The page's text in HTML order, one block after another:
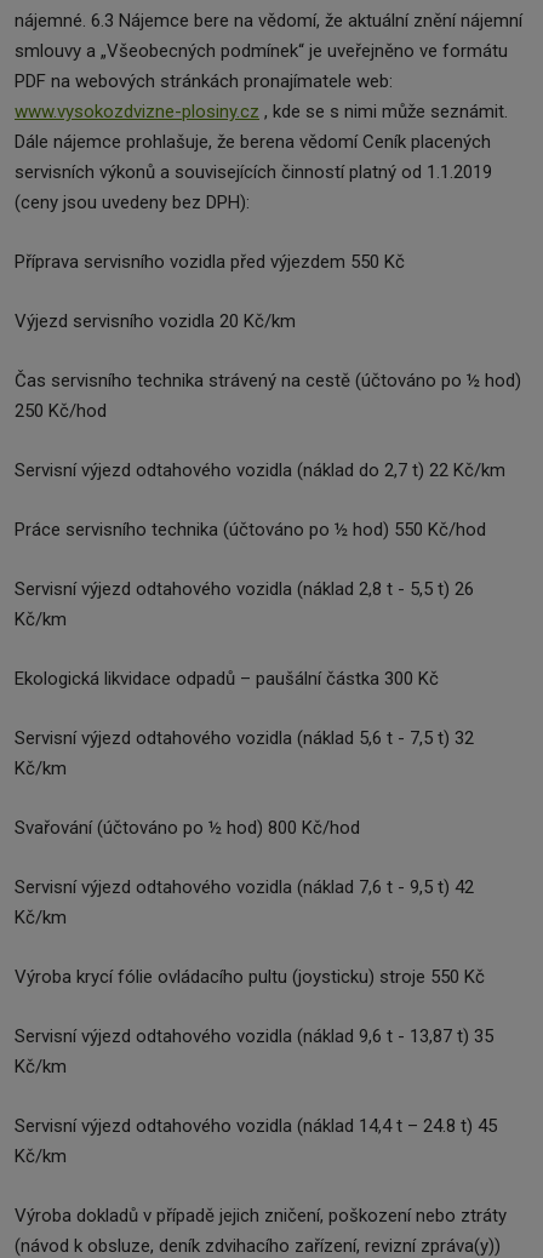
nájemné. 6.3 Nájemce bere na vědomí, že aktuální znění nájemní
smlouvy a „Všeobecných podmínek“ je uveřejněno ve formátu
PDF na webových stránkách pronajímatele web:
www.vysokozdvizne-plosiny.cz , kde se s nimi může seznámit.
Dále nájemce prohlašuje, že berena vědomí Ceník placených
servisních výkonů a souvisejících činností platný od 1.1.2019
(ceny jsou uvedeny bez DPH):
Příprava servisního vozidla před výjezdem 550 Kč
Výjezd servisního vozidla 20 Kč/km
Čas servisního technika strávený na cestě (účtováno po ½ hod)
250 Kč/hod
Servisní výjezd odtahového vozidla (náklad do 2,7 t) 22 Kč/km
Práce servisního technika (účtováno po ½ hod) 550 Kč/hod
Servisní výjezd odtahového vozidla (náklad 2,8 t - 5,5 t) 26
Kč/km
Ekologická likvidace odpadů – paušální částka 300 Kč
Servisní výjezd odtahového vozidla (náklad 5,6 t - 7,5 t) 32
Kč/km
Svařování (účtováno po ½ hod) 800 Kč/hod
Servisní výjezd odtahového vozidla (náklad 7,6 t - 9,5 t) 42
Kč/km
Výroba krycí fólie ovládacího pultu (joysticku) stroje 550 Kč
Servisní výjezd odtahového vozidla (náklad 9,6 t - 13,87 t) 35
Kč/km
Servisní výjezd odtahového vozidla (náklad 14,4 t – 24.8 t) 45
Kč/km
Výroba dokladů v případě jejich zničení, poškození nebo ztráty
(návod k obsluze, deník zdvihacího zařízení, revizní zpráva(y))